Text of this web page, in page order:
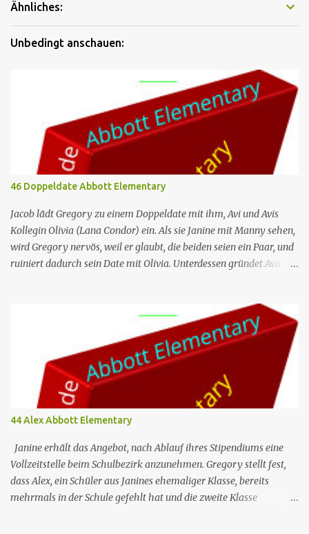
Ähnliches:
Unbedingt anschauen:
46 Doppeldate Abbott Elementary
Jacob lädt Gregory zu einem Doppeldate mit ihm, Avi und Avis
Kollegin Olivia (Lana Condor) ein. Als sie Janine mit Manny sehen,
wird Gregory nervös, weil er glaubt, die beiden seien ein Paar, und
ruiniert dadurch sein Date mit Olivia. Unterdessen gründet Ava
sie lesen – „Parable of the Sower“ –, unterschiedlich
interpretieren. Nr. (ges.) 46 Deutscher Titel Doppeldate Serie
Abbott Elementary Staffel Staffel 3 Nr. (St.) 11 Original­titel Double
Date Regie Razan Ghalayini Drehbuch Garrett Werner Erstaus­
strahlung (USA) 1. Mai 2024 Deutsch­sprachige Erst­veröffent­
lichung (D/A/CH) 14. Aug. 2024 Abbott Elementary ist eine US-
amerikanische Sitcom im Mockumentary-Stil, die von Quinta
Brunson erdacht wurde 🏫Eine Gruppe von sehr engagierten
Lehrern sowie eine etwas unbeholfene Schulleiterin versuchen
trotz aller herrschenden Widerstä...
44 Alex Abbott Elementary
Janine erhält das Angebot, nach Ablauf ihres Stipendiums eine
Vollzeitstelle beim Schulbezirk anzunehmen. Gregory stellt fest,
dass Alex, ein Schüler aus Janines ehemaliger Klasse, bereits
mehrmals in der Schule gefehlt hat und die zweite Klasse